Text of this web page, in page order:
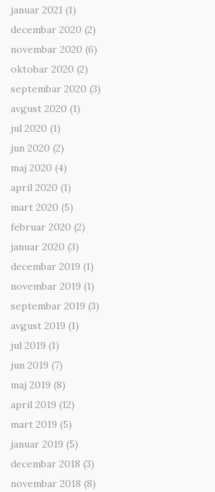
januar 2021 (1)
decembar 2020 (2)
novembar 2020 (6)
oktobar 2020 (2)
septembar 2020 (3)
avgust 2020 (1)
jul 2020 (1)
jun 2020 (2)
maj 2020 (4)
april 2020 (1)
mart 2020 (5)
februar 2020 (2)
januar 2020 (3)
decembar 2019 (1)
novembar 2019 (1)
septembar 2019 (3)
avgust 2019 (1)
jul 2019 (1)
jun 2019 (7)
maj 2019 (8)
april 2019 (12)
mart 2019 (5)
januar 2019 (5)
decembar 2018 (3)
novembar 2018 (8)